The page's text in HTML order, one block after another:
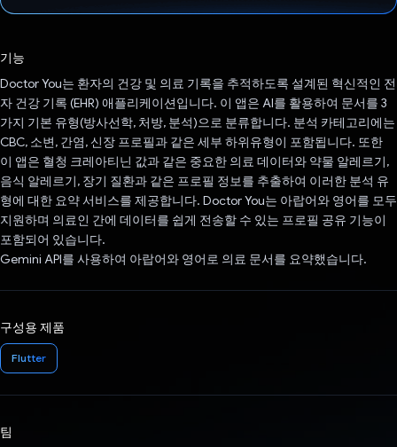
기능
Doctor You는 환자의 건강 및 의료 기록을 추적하도록 설계된 혁신적인 전
자 건강 기록 (EHR) 애플리케이션입니다. 이 앱은 AI를 활용하여 문서를 3
가지 기본 유형(방사선학, 처방, 분석)으로 분류합니다. 분석 카테고리에는
CBC, 소변, 간염, 신장 프로필과 같은 세부 하위유형이 포함됩니다. 또한
이 앱은 혈청 크레아티닌 값과 같은 중요한 의료 데이터와 약물 알레르기,
음식 알레르기, 장기 질환과 같은 프로필 정보를 추출하여 이러한 분석 유
형에 대한 요약 서비스를 제공합니다. Doctor You는 아랍어와 영어를 모두
지원하며 의료인 간에 데이터를 쉽게 전송할 수 있는 프로필 공유 기능이
포함되어 있습니다.
Gemini API를 사용하여 아랍어와 영어로 의료 문서를 요약했습니다.
구성용 제품
Flutter
팀